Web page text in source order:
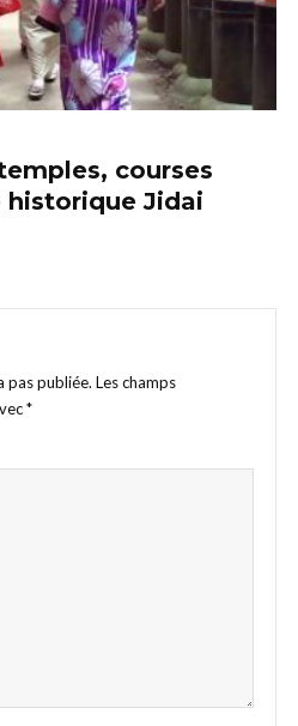
courses
Jidai
pas publiée. Les champs
*